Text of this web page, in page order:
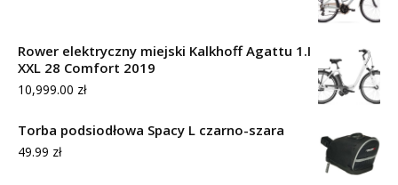
Rower elektryczny miejski Kalkhoff Agattu 1.I
XXL 28 Comfort 2019
10,999.00 zł
Torba podsiodłowa Spacy L czarno-szara
49.99 zł